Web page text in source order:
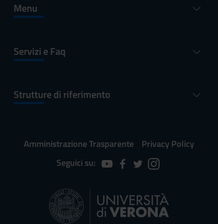
Menu
Servizi e Faq
Strutture di riferimento
Amministrazione Trasparente
Privacy Policy
Seguici su: